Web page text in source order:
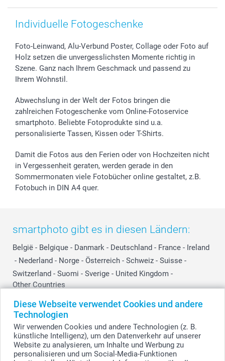
Diese Webseite verwendet Cookies und andere
Technologien
Wir verwenden Cookies und andere Technologien (z. B.
künstliche Intelligenz), um den Datenverkehr auf unserer
Website zu analysieren, um Inhalte und Werbung zu
personalisieren und um Social-Media-Funktionen
Individuelle Fotogeschenke
Foto-Leinwand, Alu-Verbund Poster, Collage oder Foto auf
Holz setzen die unvergesslichsten Momente richtig in
Szene. Ganz nach Ihrem Geschmack und passend zu
Ihrem Wohnstil.
Abwechslung in der Welt der Fotos bringen die
zahlreichen Fotogeschenke vom Online-Fotoservice
smartphoto. Beliebte Fotoprodukte sind u.a.
personalisierte Tassen, Kissen oder T-Shirts.
Damit die Fotos aus den Ferien oder von Hochzeiten nicht
in Vergessenheit geraten, werden gerade in den
Sommermonaten viele Fotobücher online gestaltet, z.B.
Fotobuch in DIN A4 quer.
smartphoto gibt es in diesen Ländern:
België - Belgique - Danmark - Deutschland - France - Ireland
- Nederland - Norge - Österreich - Schweiz - Suisse -
Switzerland - Suomi - Sverige - United Kingdom -
Other Countries
Alle Preise verstehen sich in Schweizer Franken (CHF) inkl. MwSt. und zzgl.
Versandkosten.